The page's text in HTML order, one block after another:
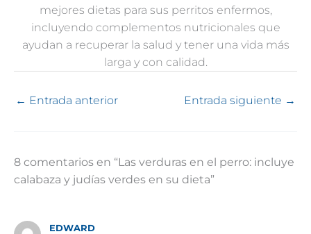
mejores dietas para sus perritos enfermos,
incluyendo complementos nutricionales que
ayudan a recuperar la salud y tener una vida más
larga y con calidad.
← Entrada anterior Entrada siguiente →
8 comentarios en “Las verduras en el perro: incluye
calabaza y judías verdes en su dieta”
EDWARD